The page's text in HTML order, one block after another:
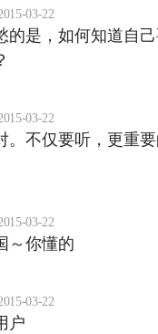
03-22
的是，如何知道自
03-22
。不仅要听，更重
03-22
～你懂的
03-22
户